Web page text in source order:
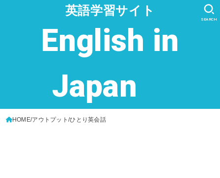
英語学習サイト
English in
Japan
SEARCH
HOME アウトプット ひとり英会話